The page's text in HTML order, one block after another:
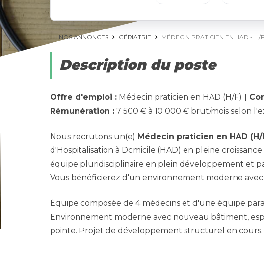
NOS ANNONCES GÉRIATRIE MÉDECIN PRATICIEN EN HAD - H/
Description du poste
Offre d'emploi : Médecin praticien en HAD (H/F) |
Rémunération : 7 500 € à 10 000 € brut/mois selon
Nous recrutons un(e) Médecin praticien en HAD (H/
d'Hospitalisation à Domicile (HAD) en pleine
équipe pluridisciplinaire en plein développement et
Vous bénéficierez d'un environnement moderne
Équipe composée de 4 médecins et d'une équipe
Environnement moderne avec nouveau bâtiment,
pointe. Projet de développement structurel en cours.